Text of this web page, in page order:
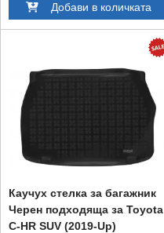
Добави в количката
Каучух стелка за багажник
Черен подходяща за Toyota
C-HR SUV (2019-Up)